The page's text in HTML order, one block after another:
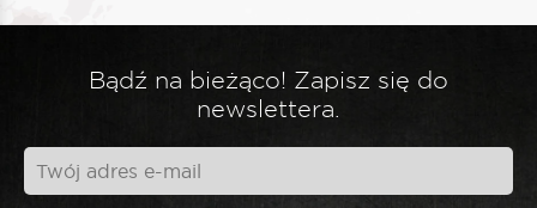
Bądź na bieżąco! Zapisz się do
newslettera.